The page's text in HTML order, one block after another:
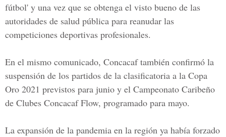
fútbol' y una vez que se obtenga el visto bueno de las
autoridades de salud pública para reanudar las
competiciones deportivas profesionales.
En el mismo comunicado, Concacaf también confirmó la
suspensión de los partidos de la clasificatoria a la Copa
Oro 2021 previstos para junio y el Campeonato Caribeño
de Clubes Concacaf Flow, programado para mayo.
La expansión de la pandemia en la región ya había forzado